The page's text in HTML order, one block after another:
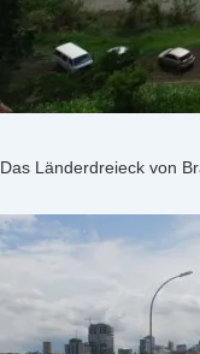
Das Länderdreieck von